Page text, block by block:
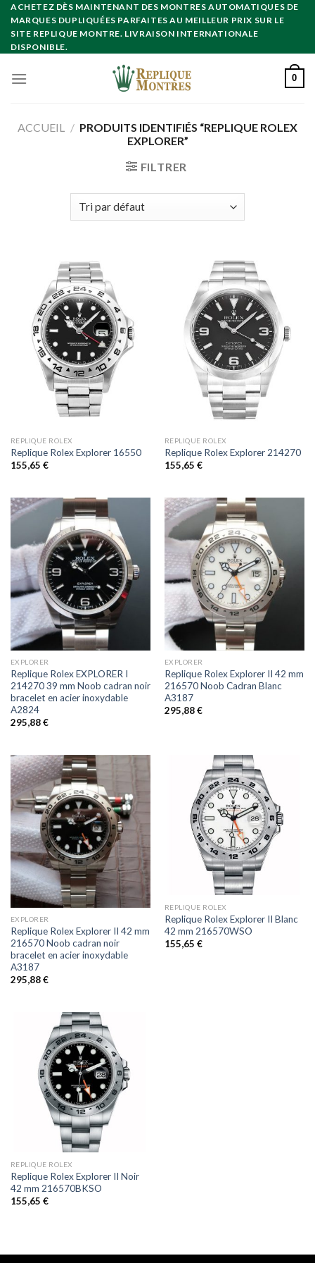
Skip
content
ACHETEZ DÈS MAINTENANT DES MONTRES AUTOMATIQUES DE
MARQUES DUPLIQUÉES PARFAITES AU MEILLEUR PRIX SUR LE
SITE REPLIQUE MONTRE. LIVRAISON INTERNATIONALE
DISPONIBLE.
0
ACCUEIL / PRODUITS IDENTIFIÉS “REPLIQUE ROLEX
EXPLORER”
FILTRER
REPLIQUE ROLEX
Replique Rolex Explorer 16550
155,65 €
REPLIQUE ROLEX
Replique Rolex Explorer 214270
155,65 €
EXPLORER
Replique Rolex EXPLORER I
214270 39 mm Noob cadran noir
bracelet en acier inoxydable
A2824
295,88€
EXPLORER
Replique Rolex Explorer II 42 mm
216570 Noob Cadran Blanc
A3187
295,88€
EXPLORER
Replique Rolex Explorer II 42 mm
216570 Noob cadran noir
bracelet en acier inoxydable
A3187
295,88€
REPLIQUE ROLEX
Replique Rolex Explorer II Blanc
42 mm 216570WSO
155,65 €
REPLIQUE ROLEX
Replique Rolex Explorer II Noir
42 mm 216570BKSO
155,65 €